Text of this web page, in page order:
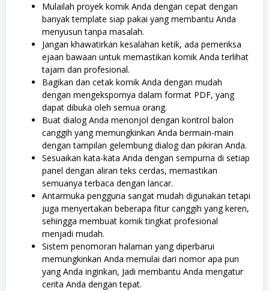
Mulailah proyek komik Anda dengan cepat dengan
banyak template siap pakai yang membantu Anda
menyusun tanpa masalah.
Jangan khawatirkan kesalahan ketik, ada pemeriksa
ejaan bawaan untuk memastikan komik Anda terlihat
tajam dan profesional.
Bagikan dan cetak komik Anda dengan mudah
dengan mengekspornya dalam format PDF, yang
dapat dibuka oleh semua orang.
Buat dialog Anda menonjol dengan kontrol balon
canggih yang memungkinkan Anda bermain-main
dengan tampilan gelembung dialog dan pikiran Anda.
Sesuaikan kata-kata Anda dengan sempurna di setiap
panel dengan aliran teks cerdas, memastikan
semuanya terbaca dengan lancar.
Antarmuka pengguna sangat mudah digunakan tetapi
juga menyertakan beberapa fitur canggih yang keren,
sehingga membuat komik tingkat profesional
menjadi mudah.
Sistem penomoran halaman yang diperbarui
memungkinkan Anda memulai dari nomor apa pun
yang Anda inginkan, Jadi membantu Anda mengatur
cerita Anda dengan tepat.